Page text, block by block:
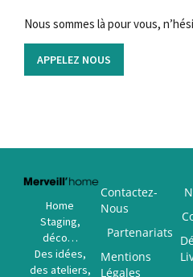
Nous sommes là pour vous,
APPELEZ NOUS
Home
Staging,
déco…
Des idées,
des ateliers,
Contactez-
Nous
Partenariats
Mentions
Légales